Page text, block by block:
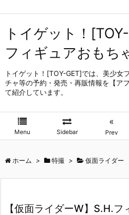
トイゲット！
フィギュアおもち
トイゲット！[TOY-GET]では、美少女
チャ等の予約・発売・再販情報を【ア
て紹介しています。
Menu Sidebar
«
Prev
ホーム > 特撮 > 仮面ライダー
【仮面ライダーW】S.H.